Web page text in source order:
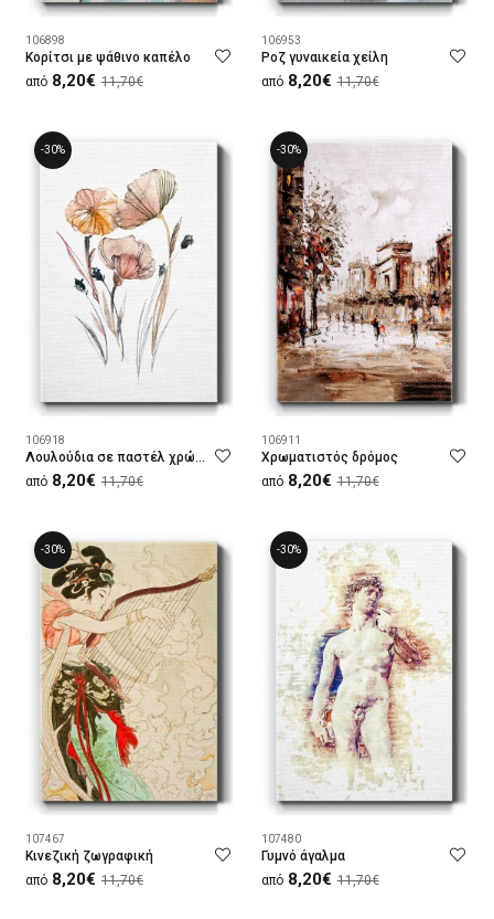
106898
Κορίτσι με ψάθινο καπέλο
από 8,20€ 11,70€
106953
Ροζ γυναικεία χείλη
από 8,20€ 11,70€
-30%
106918
Λουλούδια σε παστέλ χρώματα
από 8,20€ 11,70€
-30%
106911
Χρωματιστός δρόμος
από 8,20€ 11,70€
-30%
107467
Κινεζική ζωγραφική
από 8,20€ 11,70€
-30%
107480
Γυμνό άγαλμα
από 8,20€ 11,70€